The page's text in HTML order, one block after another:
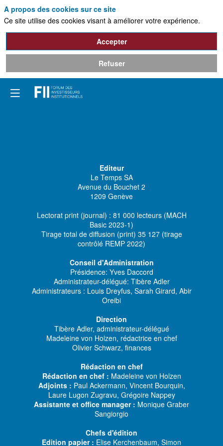
Editeur
Le Temps SA
Avenue du Bouchet 2
1209 Genève
Lectorat print (journal) : 81 000 lecteurs (MACH
Basic 2023-1)
Tirage total de diffusion (print) 35 127 (tirage
contrôlé REMP 2022)
Conseil d'Administration
Présidence: Yves Daccord
Administrateur-délégué: Tibère Adler
Administrateurs : Louis Dreyfus, Sarah Girard, Abir
Oreibi
Direction
Tibère Adler, administrateur-délégué
Madeleine von Holzen, rédactrice en chef
Olivier Schwarz, finances
Rédaction en chef
Rédaction en chef : Madeleine von Holzen
Adjoints : Paul Ackermann, Vincent Bourquin,
Laure Lugon Zugravu, Grégoire Nappey
Assistante et office manager : Monique Graber
Sangiorgio
Chefs d'édition
Edition papier : Elise Kerchenbaum, Simon
A propos des cookies sur ce site
Ce site utilise des cookies visant à améliorer votre expérience.
Accepter
Refuser